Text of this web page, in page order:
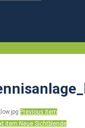
Previous item
item Neue Sichtblende